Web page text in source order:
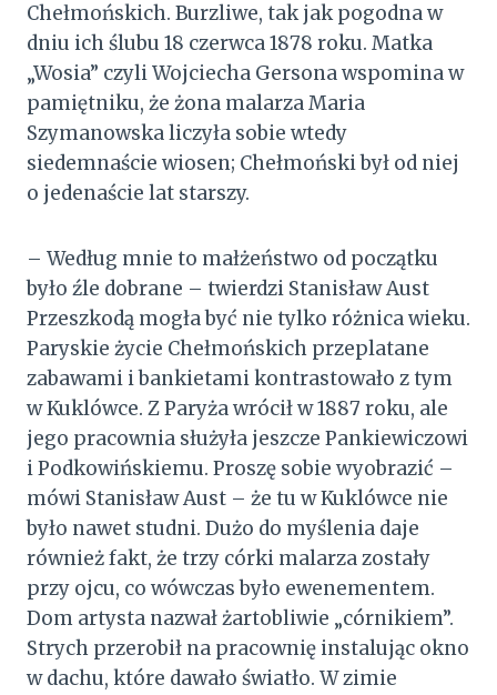
Chełmońskich. Burzliwe, tak jak pogodna w
dniu ich ślubu 18 czerwca 1878 roku. Matka
„Wosia” czyli Wojciecha Gersona wspomina w
pamiętniku, że żona malarza Maria
Szymanowska liczyła sobie wtedy
siedemnaście wiosen; Chełmoński był od niej
o jedenaście lat starszy.
– Według mnie to małżeństwo od początku
było źle dobrane – twierdzi Stanisław Aust
Przeszkodą mogła być nie tylko różnica wieku.
Paryskie życie Chełmońskich przeplatane
zabawami i bankietami kontrastowało z tym
w Kuklówce. Z Paryża wrócił w 1887 roku, ale
jego pracownia służyła jeszcze Pankiewiczowi
i Podkowińskiemu. Proszę sobie wyobrazić –
mówi Stanisław Aust – że tu w Kuklówce nie
było nawet studni. Dużo do myślenia daje
również fakt, że trzy córki malarza zostały
przy ojcu, co wówczas było ewenementem.
Dom artysta nazwał żartobliwie „córnikiem”.
Strych przerobił na pracownię instalując okno
w dachu, które dawało światło. W zimie